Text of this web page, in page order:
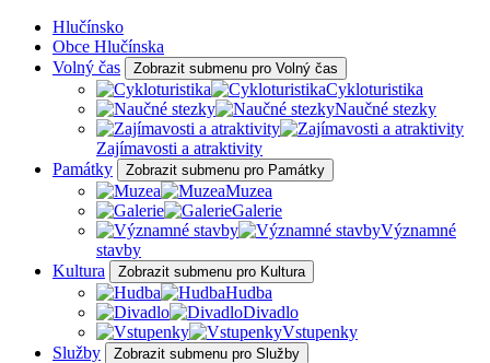
Hlučínsko
Obce Hlučínska
Volný čas
Zobrazit submenu pro Volný čas
Cykloturistika
Naučné stezky
Zajímavosti a atraktivity
Památky
Zobrazit submenu pro Památky
Muzea
Galerie
Významné
stavby
Kultura
Zobrazit submenu pro Kultura
Hudba
Divadlo
Vstupenky
Služby
Zobrazit submenu pro Služby